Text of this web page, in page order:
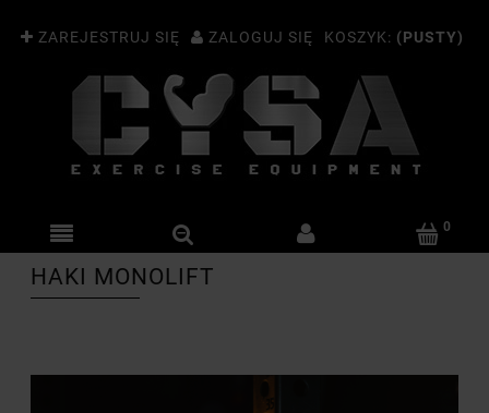
ZAREJESTRUJ SIĘ ZALOGUJ SIĘ KOSZYK: (PUSTY)
HAKI MONOLIFT